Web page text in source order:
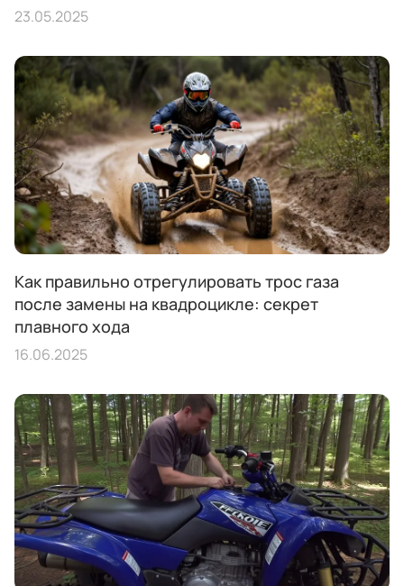
23.05.2025
Как правильно отрегулировать трос газа
после замены на квадроцикле: секрет
плавного хода
16.06.2025